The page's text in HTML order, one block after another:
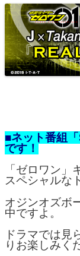
■ネット番組
です！
「ゼロワン」
スペシャルな
オジンオズボ
中ですよ。
ドラマでは見
りお楽しみく